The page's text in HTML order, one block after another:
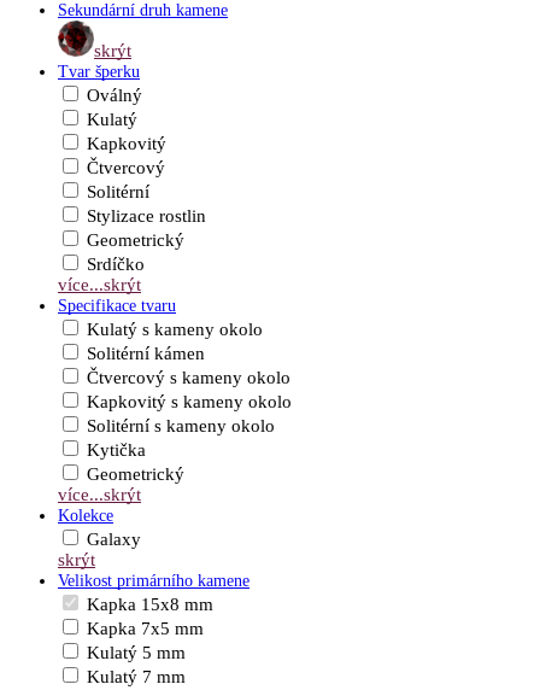
Sekundární druh kamene
skrýt
Tvar šperku
Oválný
Kulatý
Kapkovitý
Čtvercový
Solitérní
Stylizace rostlin
Geometrický
Srdíčko
více...skrýt
Specifikace tvaru
Kulatý s kameny okolo
Solitérní kámen
Čtvercový s kameny okolo
Kapkovitý s kameny okolo
Solitérní s kameny okolo
Kytička
Geometrický
více...skrýt
Kolekce
Galaxy
skrýt
Velikost primárního kamene
Kapka 15x8 mm
Kapka 7x5 mm
Kulatý 5 mm
Kulatý 7 mm